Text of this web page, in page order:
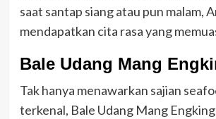
saat santap siang atau pun malam,
mendapatkan cita rasa yang
Bale Udang Mang
Tak hanya menawarkan sajian
terkenal, Bale Udang Mang Engking